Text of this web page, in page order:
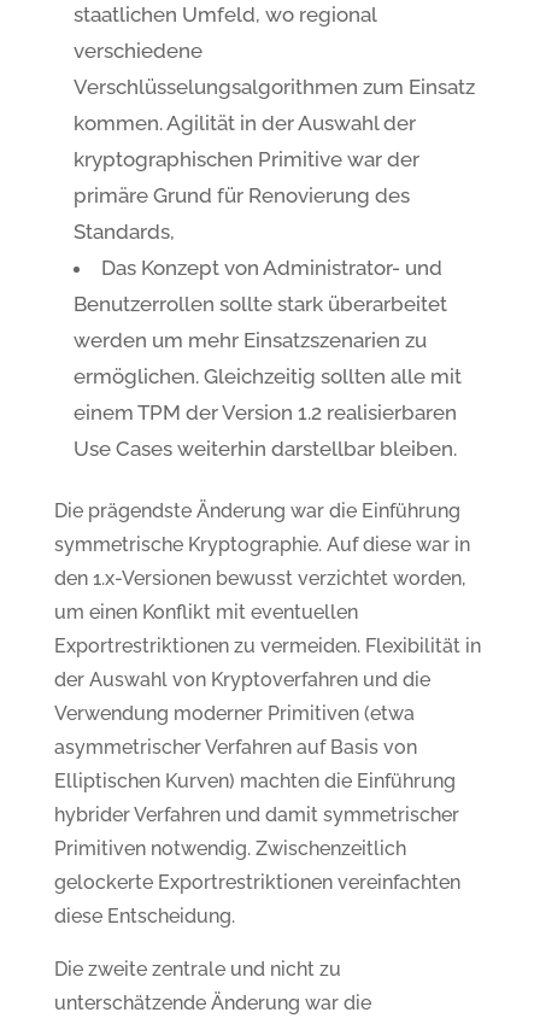
staatlichen Umfeld, wo regional
verschiedene
Verschlüsselungsalgorithmen zum Einsatz
kommen. Agilität in der Auswahl der
kryptographischen Primitive war der
primäre Grund für Renovierung des
Standards,
Das Konzept von Administrator- und
Benutzerrollen sollte stark überarbeitet
werden um mehr Einsatzszenarien zu
ermöglichen. Gleichzeitig sollten alle mit
einem TPM der Version 1.2 realisierbaren
Use Cases weiterhin darstellbar bleiben.
Die prägendste Änderung war die Einführung
symmetrische Kryptographie. Auf diese war in
den 1.x-Versionen bewusst verzichtet worden,
um einen Konflikt mit eventuellen
Exportrestriktionen zu vermeiden. Flexibilität in
der Auswahl von Kryptoverfahren und die
Verwendung moderner Primitiven (etwa
asymmetrischer Verfahren auf Basis von
Elliptischen Kurven) machten die Einführung
hybrider Verfahren und damit symmetrischer
Primitiven notwendig. Zwischenzeitlich
gelockerte Exportrestriktionen vereinfachten
diese Entscheidung.
Die zweite zentrale und nicht zu
unterschätzende Änderung war die